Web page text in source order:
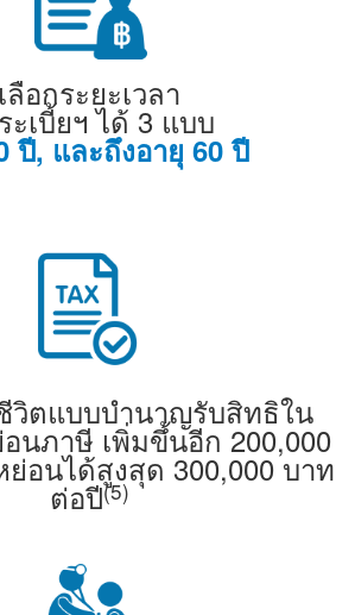
เลือกระยะเวลา
ะเบี้ยฯ ได้ 3 แบบ
ปี, และถึงอายุ 60 ปี
วิตแบบบำนาญรับสิทธิใน
นภาษี เพิ่มขึ้นอีก 200,000
อนได้สูงสุด 300,000 บาท
ต่อปี(5)